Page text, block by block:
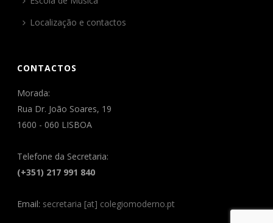
Localização e contactos
CONTACTOS
Morada:
Rua Dr. João Soares, 19
1600 - 060 LISBOA
Telefone da Secretaria:
(+351) 217 991 840
Email: secretaria [at] colegiomoderno.pt